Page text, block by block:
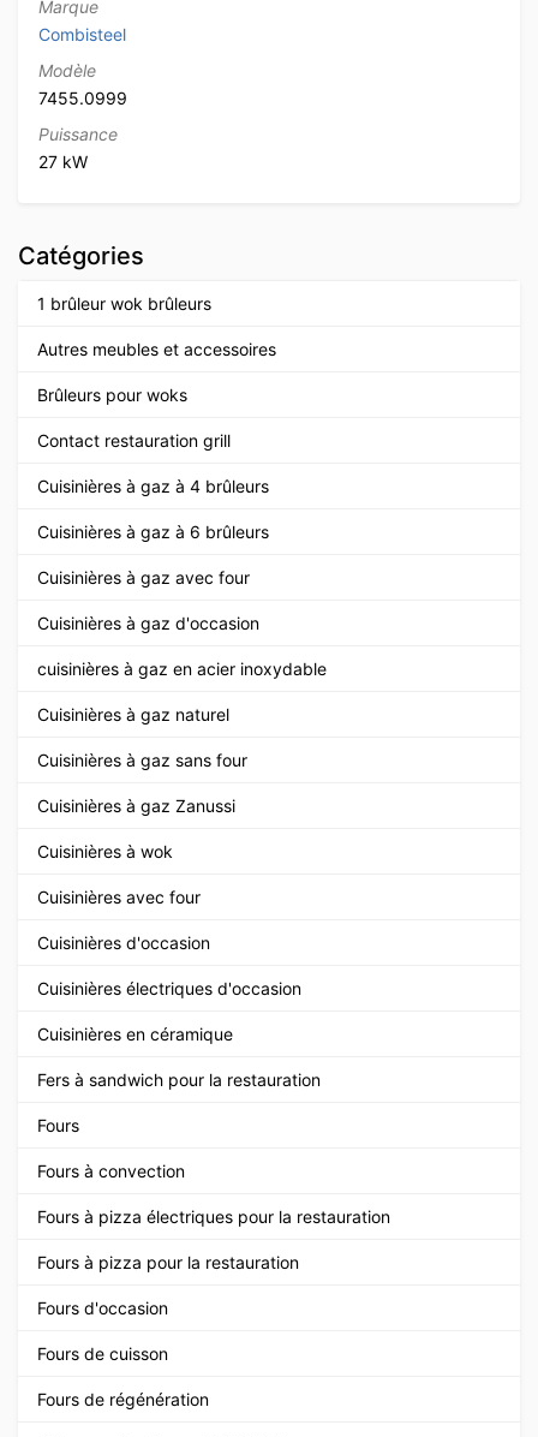
Marque
Combisteel
Modèle
7455.0999
Puissance
27 kW
Catégories
1 brûleur wok brûleurs
Autres meubles et accessoires
Brûleurs pour woks
Contact restauration grill
Cuisinières à gaz à 4 brûleurs
Cuisinières à gaz à 6 brûleurs
Cuisinières à gaz avec four
Cuisinières à gaz d'occasion
cuisinières à gaz en acier inoxydable
Cuisinières à gaz naturel
Cuisinières à gaz sans four
Cuisinières à gaz Zanussi
Cuisinières à wok
Cuisinières avec four
Cuisinières d'occasion
Cuisinières électriques d'occasion
Cuisinières en céramique
Fers à sandwich pour la restauration
Fours
Fours à convection
Fours à pizza électriques pour la restauration
Fours à pizza pour la restauration
Fours d'occasion
Fours de cuisson
Fours de régénération